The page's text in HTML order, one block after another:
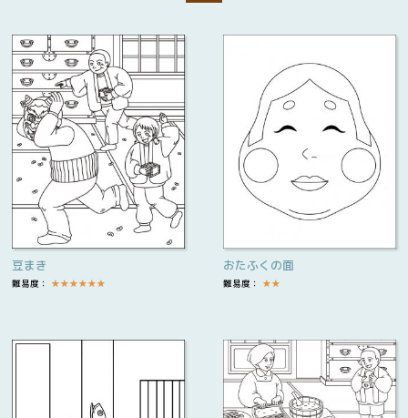
豆まき
難易度： ★★★★★★
おたふくの面
難易度： ★★